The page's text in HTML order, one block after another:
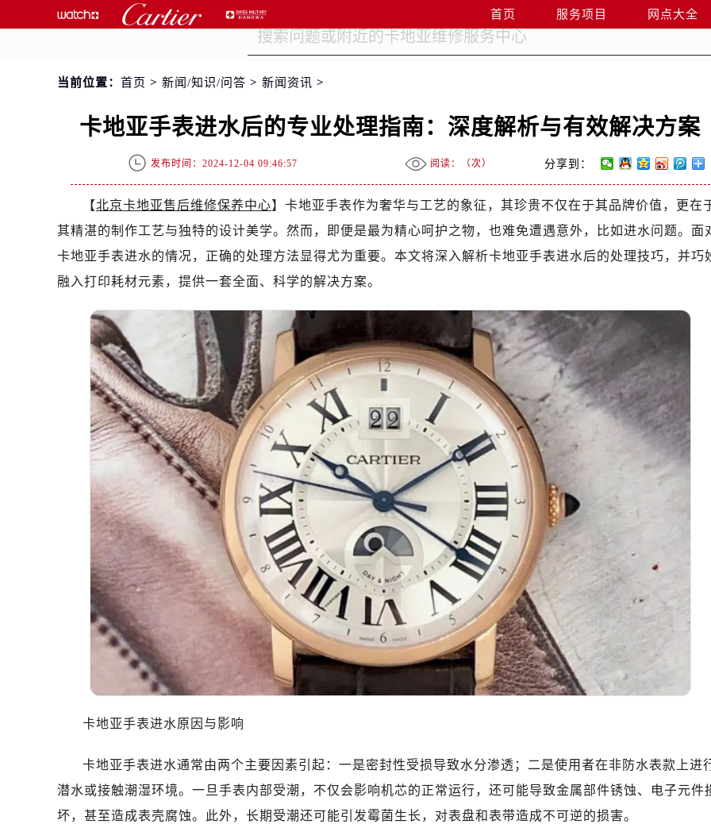
首页 服务项目 网点大全
当前位置： 首页 > 新闻/知识/问答 > 新闻资讯 >
卡地亚手表进水后的专业处理指南：深度解析与有效解决方案
发布时间：2024-12-04 09:46:57 阅读：（次） 分享到：
【北京卡地亚售后维修保养中心】卡地亚手表作为奢华与工艺的象征，其珍贵不仅在于其品牌价值，更在
其精湛的制作工艺与独特的设计美学。然而，即便是最为精心呵护之物，也难免遭遇意外，比如进水问题。面
卡地亚手表进水的情况，正确的处理方法显得尤为重要。本文将深入解析卡地亚手表进水后的处理技巧，并巧
融入打印耗材元素，提供一套全面、科学的解决方案。
卡地亚手表进水原因与影响
卡地亚手表进水通常由两个主要因素引起：一是密封性受损导致水分渗透；二是使用者在非防水表款上进
潜水或接触潮湿环境。一旦手表内部受潮，不仅会影响机芯的正常运行，还可能导致金属部件锈蚀、电子元件
坏，甚至造成表壳腐蚀。此外，长期受潮还可能引发霉菌生长，对表盘和表带造成不可逆的损害。